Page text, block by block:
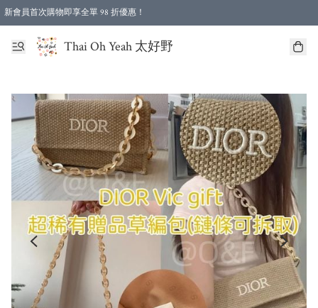
新會員首次購物即享全單 98 折優惠！
特選會員可享全單低至 96 折優惠！
Thai Oh Yeah 太好野